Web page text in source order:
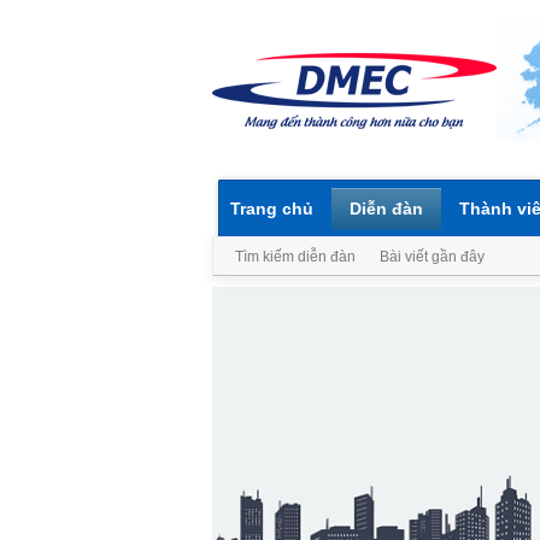
Trang chủ Diễn đàn
Tìm kiếm diễn đàn Bài viết gần đây
Thành